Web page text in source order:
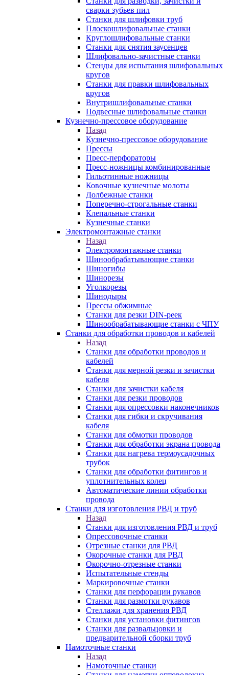
сварки зубьев пил
Станки для шлифовки труб
Плоскошлифовальные станки
Круглошлифовальные станки
Станки для снятия заусенцев
Шлифовально-зачистные станки
Стенды для испытания шлифовальных
кругов
Станки для правки шлифовальных
кругов
Внутришлифовальные станки
Подвесные шлифовальные станки
Кузнечно-прессовое оборудование
Назад
Кузнечно-прессовое оборудование
Прессы
Пресс-перфораторы
Пресс-ножницы комбинированные
Гильотинные ножницы
Ковочные кузнечные молоты
Долбежные станки
Поперечно-строгальные станки
Клепальные станки
Кузнечные станки
Электромонтажные станки
Назад
Электромонтажные станки
Шинообрабатывающие станки
Шиногибы
Шинорезы
Уголкорезы
Шинодыры
Прессы обжимные
Станки для резки DIN-реек
Шинообрабатывающие станки с ЧПУ
Станки для обработки проводов и кабелей
Назад
Станки для обработки проводов и
кабелей
Станки для мерной резки и зачистки
кабеля
Станки для зачистки кабеля
Станки для резки проводов
Станки для опрессовки наконечников
Станки для гибки и скручивания
кабеля
Станки для обмотки проводов
Станки для обработки экрана провода
Станки для нагрева термоусадочных
трубок
Станки для обработки фитингов и
уплотнительных колец
Автоматические линии обработки
провода
Станки для изготовления РВД и труб
Назад
Станки для изготовления РВД и труб
Опрессовочные станки
Отрезные станки для РВД
Окорочные станки для РВД
Окорочно-отрезные станки
Испытательные стенды
Маркировочные станки
Станки для перфорации рукавов
Станки для размотки рукавов
Стеллажи для хранения РВД
Станки для установки фитингов
Станки для развальцовки и
предварительной сборки труб
Намоточные станки
Назад
Намоточные станки